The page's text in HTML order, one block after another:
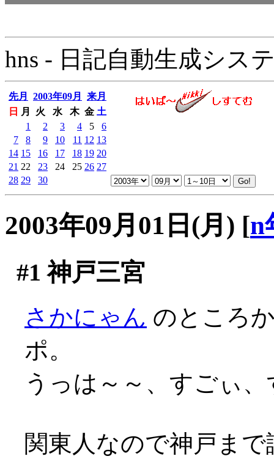
hns - 日記自動生成シス
先月 2003年09月
来月
日
月 火 水 木 金 土
1
2 3 4 5
6
7
8 9 10 11 12 13
14 15 16 17 18 19 20
21 22 23 24 25 26 27
28 29 30
2003年09月01日(月) [n
#1 神戸三宮
さかにゃん のところ
ポ。
うっは～～、すごぃ
関東人なので神戸ま